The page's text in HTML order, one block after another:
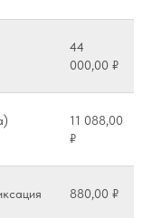
44
000,00 ₽
11 088,00
₽
880,00 ₽